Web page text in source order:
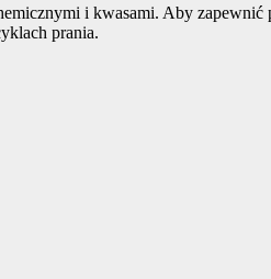
i kwasami. Aby zapewnić
prania.